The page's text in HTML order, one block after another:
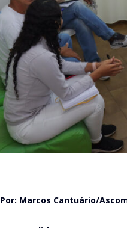
Por: Marcos Cantuário/